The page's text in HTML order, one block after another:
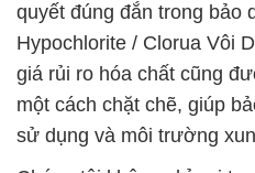
quyết đúng đắn trong bảo
Hypochlorite / Clorua Vôi
giá rủi ro hóa chất cũng
một cách chặt chẽ, giúp
sử dụng và môi trường